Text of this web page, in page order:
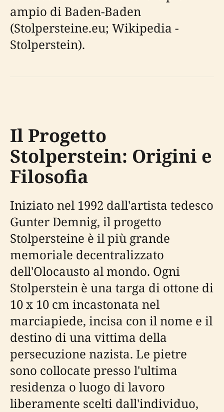
ampio di Baden-Baden
(Stolpersteine.eu; Wikipedia -
Stolperstein).
Il Progetto
Stolperstein: Origini e
Filosofia
Iniziato nel 1992 dall'artista tedesco
Gunter Demnig, il progetto
Stolpersteine è il più grande
memoriale decentralizzato
dell'Olocausto al mondo. Ogni
Stolperstein è una targa di ottone di
10 x 10 cm incastonata nel
marciapiede, incisa con il nome e il
destino di una vittima della
persecuzione nazista. Le pietre
sono collocate presso l'ultima
residenza o luogo di lavoro
liberamente scelti dall'individuo,